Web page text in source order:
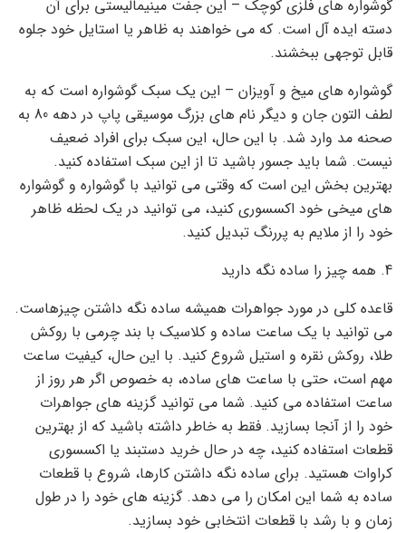
گوشواره های فلزی کوچک – این جفت مینیمالیستی برای آن
دسته ایده آل است. که می خواهند به ظاهر یا استایل خود جلوه
قابل توجهی ببخشند.
گوشواره های میخ و آویزان – این یک سبک گوشواره است که به
لطف التون جان و دیگر نام های بزرگ موسیقی پاپ در دهه 80 به
صحنه مد وارد شد. با این حال، این سبک برای افراد ضعیف
نیست. شما باید جسور باشید تا از این سبک استفاده کنید.
بهترین بخش این است که وقتی می توانید با گوشواره و گوشواره
های میخی خود اکسسوری کنید، می توانید در یک لحظه ظاهر
خود را از ملایم به پررنگ تبدیل کنید.
4. همه چیز را ساده نگه دارید
قاعده کلی در مورد جواهرات همیشه ساده نگه داشتن چیزهاست.
می توانید با یک ساعت ساده و کلاسیک با بند چرمی با روکش
طلا، روکش نقره و استیل شروع کنید. با این حال، کیفیت ساعت
مهم است، حتی با ساعت های ساده، به خصوص اگر هر روز از
ساعت استفاده می کنید. شما می توانید گزینه های جواهرات
خود را از آنجا بسازید. فقط به خاطر داشته باشید که از بهترین
قطعات استفاده کنید، چه در حال خرید دستبند یا اکسسوری
کراوات هستید. برای ساده نگه داشتن کارها، شروع با قطعات
ساده به شما این امکان را می دهد. گزینه های خود را در طول
زمان و با رشد با قطعات انتخابی خود بسازید.